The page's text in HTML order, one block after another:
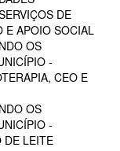
DE
E APOIO SOCIAL
OS
-
CEO E
OS
-
DE LEITE